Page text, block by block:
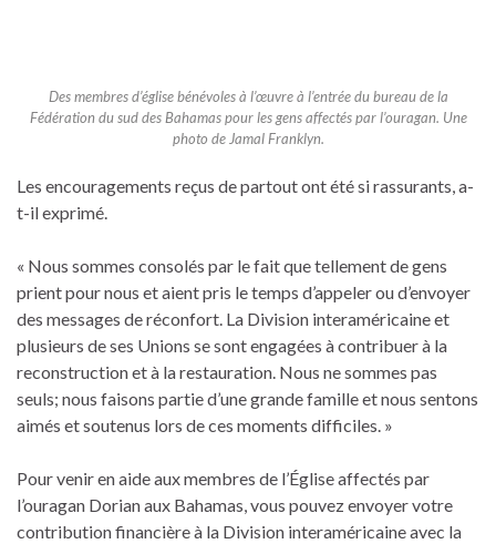
Des membres d’église bénévoles à l’œuvre à l’entrée du bureau de la
Fédération du sud des Bahamas pour les gens affectés par l’ouragan. Une
photo de Jamal Franklyn.
Les encouragements reçus de partout ont été si rassurants, a-
t-il exprimé.
« Nous sommes consolés par le fait que tellement de gens
prient pour nous et aient pris le temps d’appeler ou d’envoyer
des messages de réconfort. La Division interaméricaine et
plusieurs de ses Unions se sont engagées à contribuer à la
reconstruction et à la restauration. Nous ne sommes pas
seuls; nous faisons partie d’une grande famille et nous sentons
aimés et soutenus lors de ces moments difficiles. »
Pour venir en aide aux membres de l’Église affectés par
l’ouragan Dorian aux Bahamas, vous pouvez envoyer votre
contribution financière à la Division interaméricaine avec la